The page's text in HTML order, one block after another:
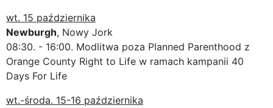
wt. 15 października
Newburgh, Nowy Jork
08:30. - 16:00. Modlitwa poza Planned Parenthood z
Orange County Right to Life w ramach kampanii 40
Days For Life
wt.-środa. 15-16 października